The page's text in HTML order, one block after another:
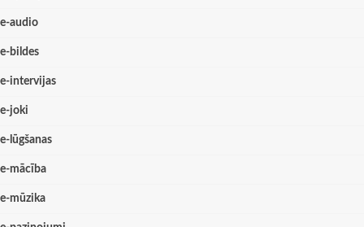
e-audio
e-bildes
e-intervijas
e-joki
e-lūgšanas
e-mācība
e-mūzika